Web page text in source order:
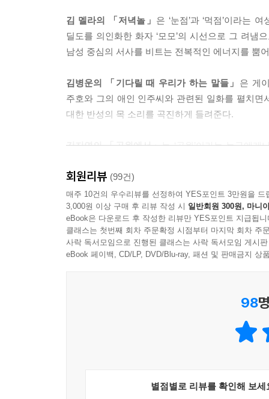
김 멜라의 「저녁놀」 은 ‘눈점’과 ‘먹점’이라는
딜도를 의인화한 화자 ‘모모’의 시선으로 그 려
남성 중심의 서사를 비트는 전복적인 에너지를 뿜
김병운의 「기다릴 때 우리가 하는 말들」 은 게
주호와 그의 애인 인주씨와 관련된 일화를 펼치
대한 반성의 목 소리를 곡진하게 들려준다.
김지연의 「공원에서」는 ‘공원’이라는 누구에
김혜진의 「미애」는 자기 소 유의 주거 공간을
모순을 가차없는 단문으로 파고든다.
서수진의 「골드러시」 는 호주 라는 이국의 공간
파국성을 폐광이라는 이미지를 통해 상징적으로
드러나는 가운데 살처분이라는 명목하에 자행
올해는 2021년 한 해 동안 계간 『문학동네』의
회원리뷰 (99건)
매주 10건의 우수리뷰를 선정하여 YES포인트 3만원을 드
3,000원 이상 구매 후 리뷰 작성 시 일반회원 300원, 마니
eBook은 다운로드 후 작성한 리뷰만 YES포인트 지급됩니
클래스는 첫번째 회차 주문확정 시점부터 마지막 회차 주
사락 독서모임으로 진행된 클래스는 사락 독서모임 게시
eBook 페이백, CD/LP, DVD/Blu-ray, 패션 및 판매금지 상
98
별점별로 리뷰를 확인해 보세